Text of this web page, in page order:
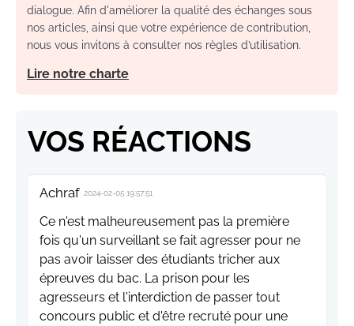
dialogue. Afin d'améliorer la qualité des échanges sous
nos articles, ainsi que votre expérience de contribution,
nous vous invitons à consulter nos règles d’utilisation.
Lire notre charte
VOS RÉACTIONS
Achraf 2024-02-05 19:57:51
Ce n'est malheureusement pas la première
fois qu'un surveillant se fait agresser pour ne
pas avoir laisser des étudiants tricher aux
épreuves du bac. La prison pour les
agresseurs et l'interdiction de passer tout
concours public et d'être recruté pour une